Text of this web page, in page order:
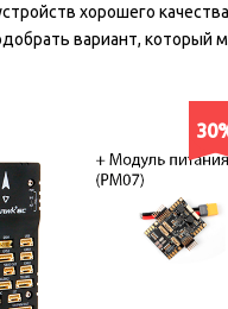
хорошего
вариант, который